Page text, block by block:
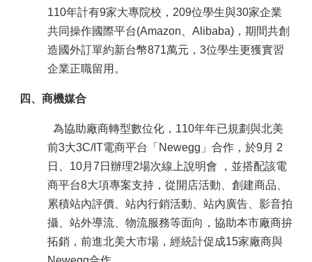
110年計有9家大專院校，209位學生與30家企業
共同操作國際平台(Amazon、Alibaba)，期間共創
造國外訂單約新台幣871萬元，3位學生更獲實習
企業正職留用。
四、商機媒合
為協助廠商轉型數位化，110年年已規劃與北美
前3大3C/IT電商平台「Newegg」合作，於9月 2
日、10月7日辦理2場次線上說明會 ，並搭配該電
商平台8大項專案支持，從開店活動、創建商品、
累積站內評價、站內行銷活動、站內廣告、影音拍
攝、站外導流、物流服務等面向，協助本市廠商拚
拓銷，前進北美大市場，經統計促成15家廠商與